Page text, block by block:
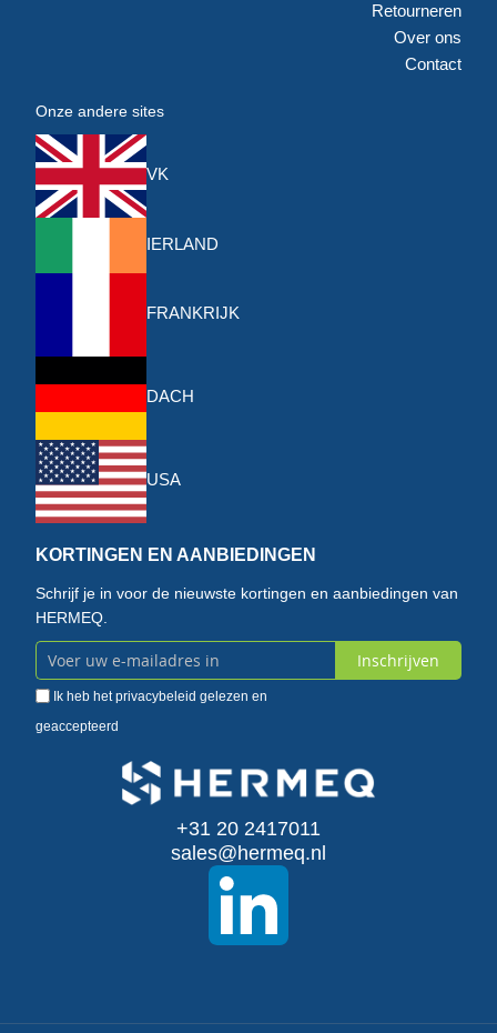
Retourneren
Over ons
Contact
Onze andere sites
VK
IERLAND
FRANKRIJK
DACH
USA
KORTINGEN EN AANBIEDINGEN
Schrijf je in voor de nieuwste kortingen en aanbiedingen van
HERMEQ.
Abonneer
u
Inschrijven
Ik heb hetprivacybeleid gelezen en
geaccepteerd
+31 20 2417011
sales@hermeq.nl